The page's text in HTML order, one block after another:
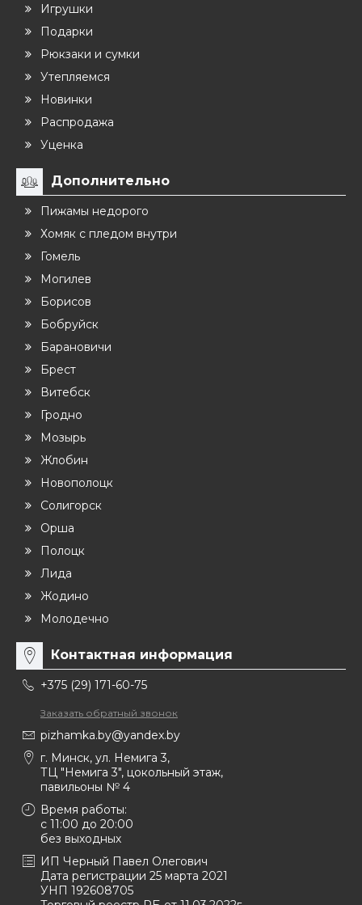
Игрушки
Подарки
Рюкзаки и сумки
Утепляемся
Новинки
Распродажа
Уценка
Дополнительно
Пижамы недорого
Хомяк с пледом внутри
Гомель
Могилев
Борисов
Бобруйск
Барановичи
Брест
Витебск
Гродно
Мозырь
Жлобин
Новополоцк
Солигорск
Орша
Полоцк
Лида
Жодино
Молодечно
Контактная информация
+375 (29) 171-60-75
Заказать обратный звонок
pizhamka.by@yandex.by
г. Минск, ул. Немига 3,
ТЦ "Немига 3", цокольный этаж,
павильоны № 4
Время работы:
c 11:00 до 20:00
без выходных
ИП Черный Павел Олегович
Дата регистрации 25 марта 2021
УНП 192608705